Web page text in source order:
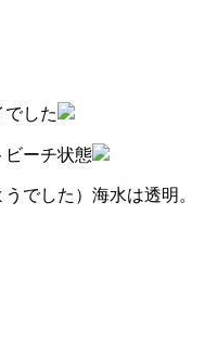
した
ビーチ状態
でした）海水は透明。